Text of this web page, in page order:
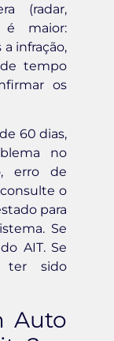
(radar,
é maior:
infração,
tempo
os
60 dias,
no
erro de
o
para
Se
AIT. Se
ter sido
Auto